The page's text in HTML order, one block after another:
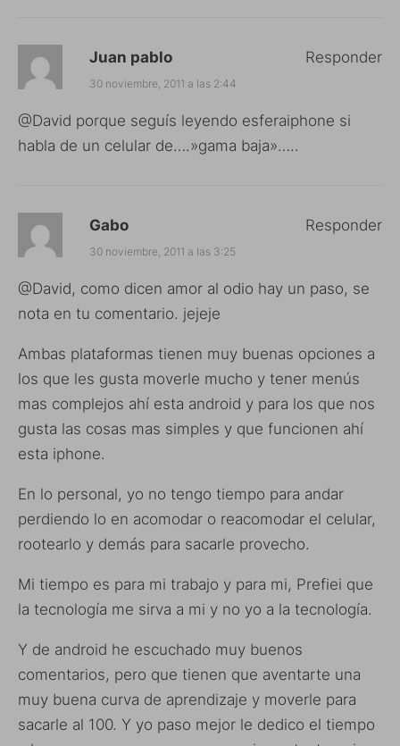
Juan pablo
30 noviembre, 2011 a las 2:44
@David porque seguís leyendo esferaiphone si
habla de un celular de….»gama baja»…..
Responder
Gabo
30 noviembre, 2011 a las 3:25
@David, como dicen amor al odio hay un paso, se
nota en tu comentario. jejeje
Ambas plataformas tienen muy buenas opciones a
los que les gusta moverle mucho y tener menús
mas complejos ahí esta android y para los que nos
gusta las cosas mas simples y que funcionen ahí
esta iphone.
En lo personal, yo no tengo tiempo para andar
perdiendo lo en acomodar o reacomodar el celular,
rootearlo y demás para sacarle provecho.
Mi tiempo es para mi trabajo y para mi, Prefiei que
la tecnología me sirva a mi y no yo a la tecnología.
Y de android he escuchado muy buenos
comentarios, pero que tienen que aventarte una
muy buena curva de aprendizaje y moverle para
sacarle al 100. Y yo paso mejor le dedico el tiempo
Responder